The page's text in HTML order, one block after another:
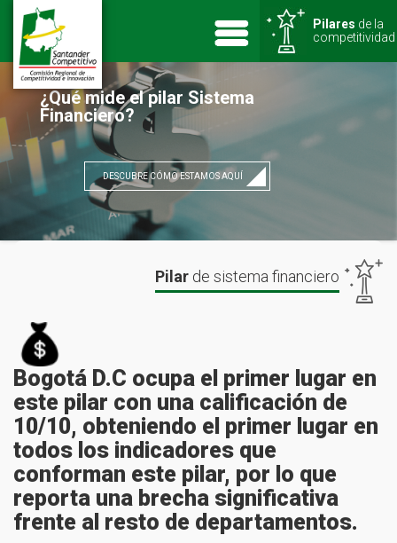
¿Qué mide el pilar Sistema
Financiero?
DESCUBRE CÓMO ESTAMOS AQUÍ
Pilares de la
competitividad
Pilar de sistema financiero
Bogotá D.C ocupa el primer lugar en
este pilar con una calificación de
10/10, obteniendo el primer lugar en
todos los indicadores que
conforman este pilar, por lo que
reporta una brecha significativa
frente al resto de departamentos.